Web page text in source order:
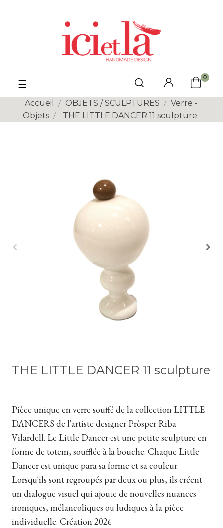
Basculer
la
navigation
☰
0
Accueil OBJETS / SCULPTURES
Verre -
Objets
THE LITTLE DANCER 11 sculpture
THE LITTLE DANCER 11 sculpture
Pièce unique en verre souffé de la collection LITTLE
DANCERS de l'artiste designer Pròsper Riba
Vilardell. Le Little Dancer est une petite sculpture en
forme de totem, soufflée à la bouche. Chaque Little
Dancer est unique para sa forme et sa couleur.
Lorsqu'ils sont regroupés par deux ou plus, ils créent
un dialogue visuel qui ajoute de nouvelles nuances
ironiques, mélancoliques ou ludiques à la pièce
individuelle. Création 2026